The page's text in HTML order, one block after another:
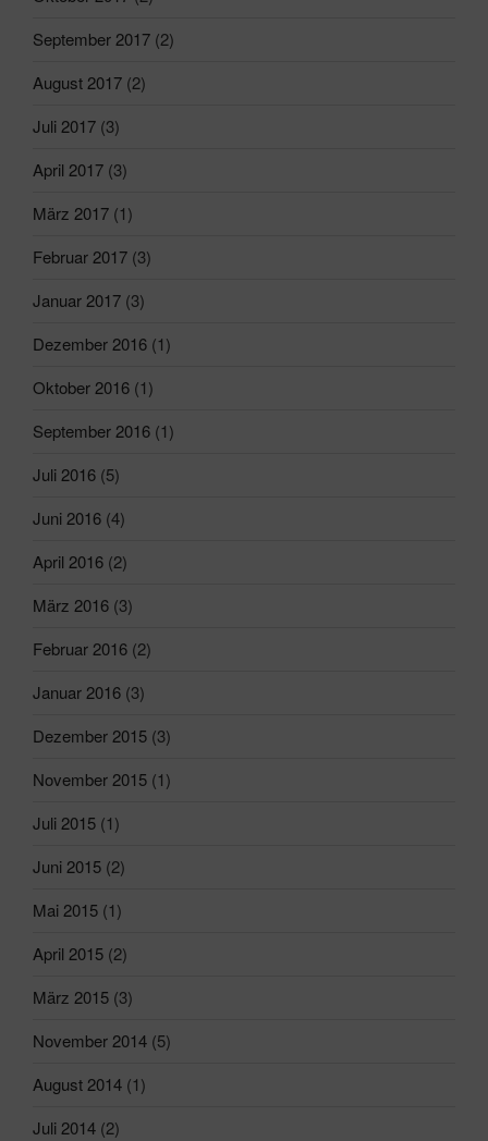
September 2017 (2)
August 2017 (2)
Juli 2017 (3)
April 2017 (3)
März 2017 (1)
Februar 2017 (3)
Januar 2017 (3)
Dezember 2016 (1)
Oktober 2016 (1)
September 2016 (1)
Juli 2016 (5)
Juni 2016 (4)
April 2016 (2)
März 2016 (3)
Februar 2016 (2)
Januar 2016 (3)
Dezember 2015 (3)
November 2015 (1)
Juli 2015 (1)
Juni 2015 (2)
Mai 2015 (1)
April 2015 (2)
März 2015 (3)
November 2014 (5)
August 2014 (1)
Juli 2014 (2)